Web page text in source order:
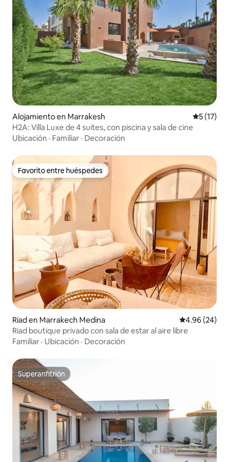
Alojamiento en Marrakesh
5 (17)
H2A: Villa Luxe de 4 suites, con piscina y sala de cine
Ubicación · Familiar · Decoración
Favorito entre huéspedes
Favorito entre huéspedes
Riad en Marrakech Medina Calificación
4.96 (24)
Riad boutique privado con sala de estar al aire libre
Familiar · Ubicación · Decoración
Superanfitrión
Superanfitrión